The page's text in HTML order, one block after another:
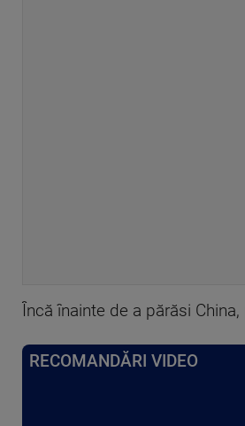
Încă înainte de a părăsi
RECOMANDĂRI VIDEO